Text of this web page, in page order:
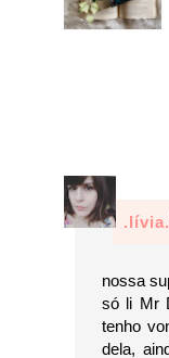
.lívia.
nossa
só li Mr
tenho
dela,